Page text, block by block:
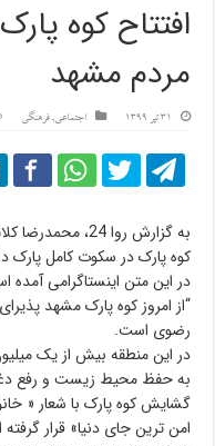
افتتاح کوه
مردم مشهد
31 تیر 1399 اجتماعی,فرهنگی
به گزارش روا 24،‌
کوه پارک در سکوت کامل پارک
در این متن اینستاگرامی آمده
“از امروز کوه پارک مشهد
رضوی است.
در این منطقه بیش از یک
به حفظ محیط زیست و رفع
گشایش کوه پارک با شعار «
امن ترین جای دنیا» قرار